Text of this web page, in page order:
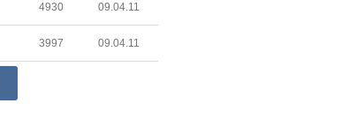
4930 09.04.11
3997 09.04.11